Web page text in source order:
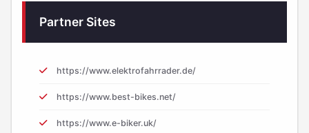
Partner Sites
https://www.elektrofahrrader.de/
https://www.best-bikes.net/
https://www.e-biker.uk/